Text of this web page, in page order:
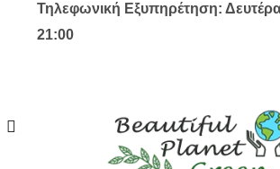
Τηλεφωνική Εξυπηρέτηση:
21:00